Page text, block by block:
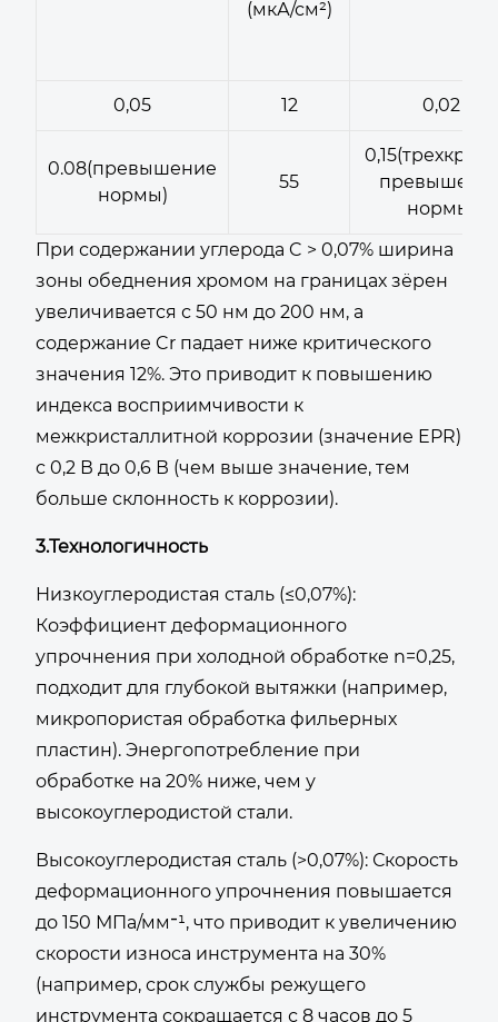
(мкА/см²)
0,05 12 0,02
0.08(превышение
нормы)
55
нормы)
При содержании углерода C > 0,07% ширина
зоны обеднения хромом на границах зёрен
увеличивается с 50 нм до 200 нм, а
содержание Cr падает ниже критического
значения 12%. Это приводит к повышению
индекса восприимчивости к
межкристаллитной коррозии (значение EPR)
с 0,2 В до 0,6 В (чем выше значение, тем
больше склонность к коррозии).
3.Технологичность
Низкоуглеродистая сталь (≤0,07%):
Коэффициент деформационного
упрочнения при холодной обработке n=0,25,
подходит для глубокой вытяжки (например,
микропористая обработка фильерных
пластин). Энергопотребление при
обработке на 20% ниже, чем у
высокоуглеродистой стали.
Высокоуглеродистая сталь (>0,07%): Скорость
деформационного упрочнения повышается
до 150 МПа/мм⁻¹, что приводит к увеличению
скорости износа инструмента на 30%
(например, срок службы режущего
инструмента сокращается с 8 часов до 5